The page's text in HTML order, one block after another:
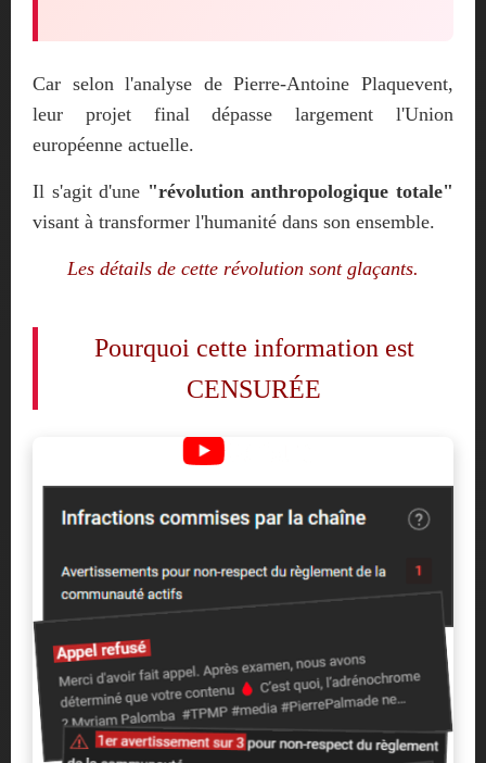
Car selon l'analyse de Pierre-Antoine Plaquevent,
leur projet final dépasse largement l'Union
européenne actuelle.
Il s'agit d'une "révolution anthropologique totale"
visant à transformer l'humanité dans son ensemble.
Les détails de cette révolution sont glaçants.
Pourquoi cette information est
CENSURÉE